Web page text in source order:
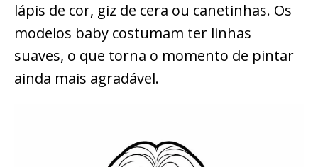
lápis de cor, giz de cera ou canetinhas. Os
modelos baby costumam ter linhas
suaves, o que torna o momento de pintar
ainda mais agradável.